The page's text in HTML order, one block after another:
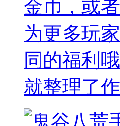
金币，或
为更多玩
同的福利
就整理了